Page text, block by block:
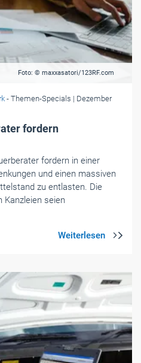
Foto: © maxxasatori/123RF.com
- Themen-Specials | Dezember
fordern
fordern in einer
und einen massiven
zu entlasten. Die
Kanzleien seien